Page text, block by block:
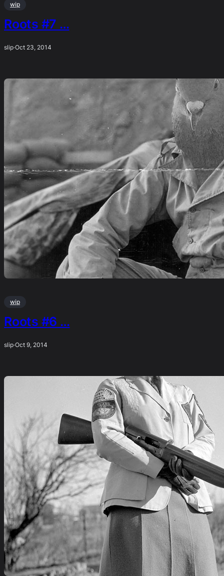
wip
Roots #7 …
slip·Oct 23, 2014
wip
Roots #6 …
slip·Oct 9, 2014